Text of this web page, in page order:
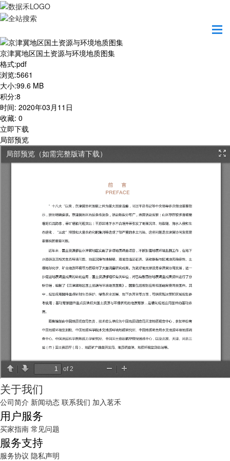
京津冀地区国土资源与环境地质图集
格式:pdf
浏览:5661
大小:99.6 MB
积分:8
时间: 2020年03月11日
收藏: 0
立即下载
局部预览
关于我们
公司简介 新闻动态 联系我们 加入茗禾
用户服务
买家指南 常见问题
服务支持
服务协议 隐私声明